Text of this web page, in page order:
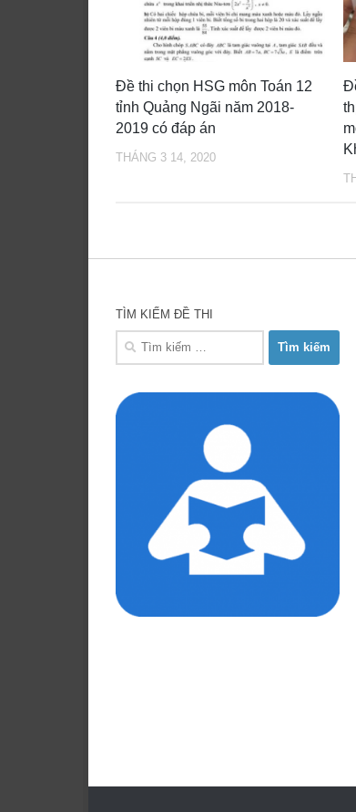
Đề thi chọn HSG môn Toán 12
tỉnh Quảng Ngãi năm 2018-
2019 có đáp án
THÁNG 3 14, 2020
TÌM KIẾM ĐỀ THI
Tìm